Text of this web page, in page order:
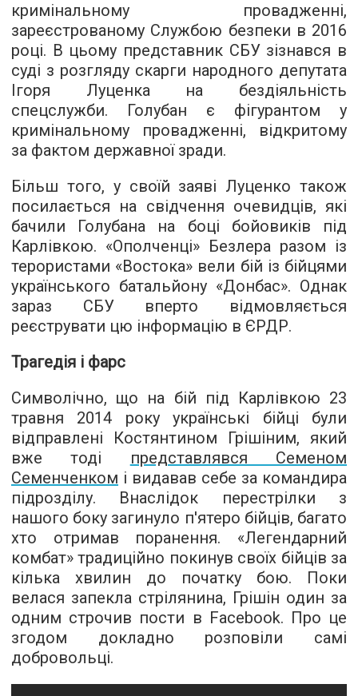
кримінальному провадженні,
зареєстрованому Службою безпеки в 2016
році. В цьому представник СБУ зізнався в
суді з розгляду скарги народного депутата
Ігоря Луценка на бездіяльність
спецслужби. Голубан є фігурантом у
кримінальному провадженні, відкритому
за фактом державної зради.
Більш того, у своїй заяві Луценко також
посилається на свідчення очевидців, які
бачили Голубана на боці бойовиків під
Карлівкою. «Ополченці» Безлера разом із
терористами «Востока» вели бій із бійцями
українського батальйону «Донбас». Однак
зараз СБУ вперто відмовляється
реєструвати цю інформацію в ЄРДР.
Трагедія і фарс
Символічно, що на бій під Карлівкою 23
травня 2014 року українські бійці були
відправлені Костянтином Грішіним, який
вже тоді представлявся Семеном
Семенченком і видавав себе за командира
підрозділу. Внаслідок перестрілки з
нашого боку загинуло п'ятеро бійців, багато
хто отримав поранення. «Легендарний
комбат» традиційно покинув своїх бійців за
кілька хвилин до початку бою. Поки
велася запекла стрілянина, Грішін один за
одним строчив пости в Facebook. Про це
згодом докладно розповіли самі
добровольці.